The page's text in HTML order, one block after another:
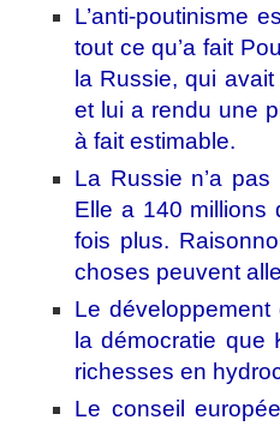
L’anti-poutinisme
tout ce qu’a fait
la Russie, qui
et lui a rendu une
à fait estimable.
La Russie n’a
Elle a 140 millions
fois plus.
choses peuvent
Le
la démocratie
richesses en
Le conseil